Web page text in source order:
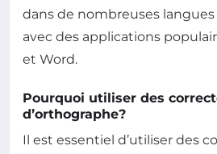
dans de nombreuses langues
avec des applications
et Word.
Pourquoi utiliser des
d’orthographe?
Il est essentiel d’utiliser des